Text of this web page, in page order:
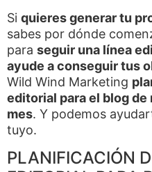
Si quieres generar tu
sabes por dónde
para seguir una línea
ayude a conseguir tus
Wild Wind Marketing
editorial para el blog
mes. Y podemos
tuyo.
PLANIFICACIÓN